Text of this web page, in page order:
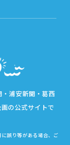
浦安新聞・葛西
の公式サイトで
誤り等がある場合、ご